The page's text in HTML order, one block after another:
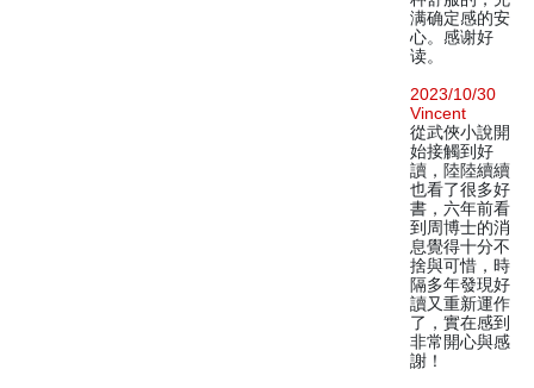
满确定感的安
心。感谢好
读。
2023/10/30
Vincent
從武俠小說開
始接觸到好
讀，陸陸續續
也看了很多好
書，六年前看
到周博士的消
息覺得十分不
捨與可惜，時
隔多年發現好
讀又重新運作
了，實在感到
非常開心與感
謝！